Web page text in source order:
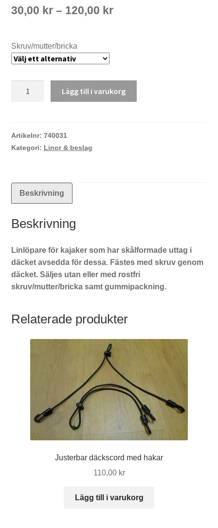
30,00 kr – 120,00 krPrisintervall:
Skruv/mutter/bricka
Lägg till i varukorg
Artikelnr: 740031
Kategori: Linor & beslag
Beskrivning
Beskrivning
Linlöpare för kajaker som har skålformade uttag i
däcket avsedda för dessa. Fästes med skruv genom
däcket. Säljes utan eller med rostfri
skruv/mutter/bricka samt gummipackning.
Relaterade produkter
Justerbar däckscord med hakar
110,00 kr
Lägg till i varukorg